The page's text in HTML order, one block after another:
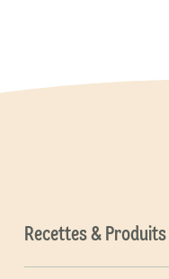
Recettes & Produits